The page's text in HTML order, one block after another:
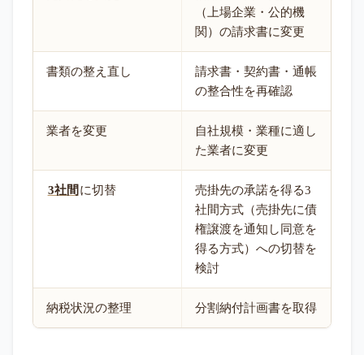
（上場企業・公的機
関）の請求書に変更
書類の整え直し
請求書・契約書・通帳
の整合性を再確認
業者を変更
自社規模・業種に適し
た業者に変更
3社間 に切替
売掛先の承諾を得る3
社間方式（売掛先に債
権譲渡を通知し同意を
得る方式）への切替を
検討
納税状況の整理 分割納付計画書を取得